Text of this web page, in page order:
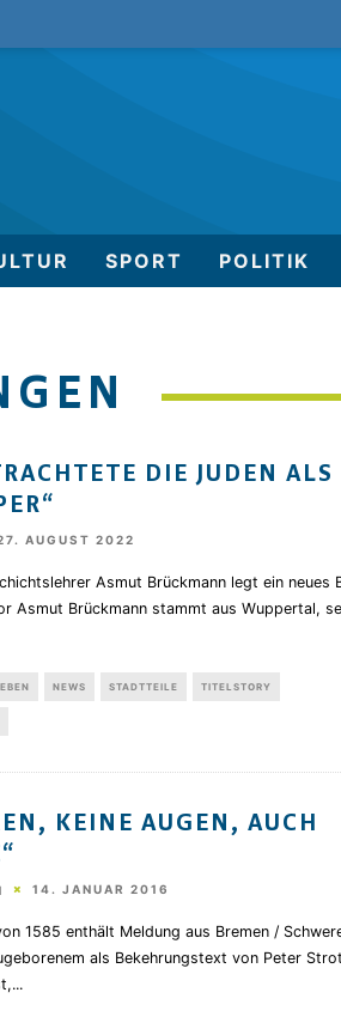
SPORT POLITIK
DIE JUDEN ALS
AUGUST 2022
Asmut Brückmann legt ein neues
Asmut Brückmann stammt aus Wuppertal,
NEWS STADTTEILE TITELSTORY
KEINE AUGEN, AUCH
14. JANUAR 2016
1585 enthält Meldung aus Bremen /
als Bekehrungstext von Peter
...